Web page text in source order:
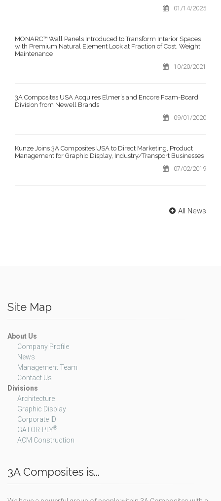
01/14/2025
MONARC™ Wall Panels Introduced to Transform Interior Spaces
with Premium Natural Element Look at Fraction of Cost, Weight,
Maintenance
10/20/2021
3A Composites USA Acquires Elmer’s and Encore Foam-Board
Division from Newell Brands
09/01/2020
Kunze Joins 3A Composites USA to Direct Marketing, Product
Management for Graphic Display, Industry/Transport Businesses
07/02/2019
All News
Site Map
About Us
Company Profile
News
Management Team
Contact Us
Divisions
Architecture
Graphic Display
Corporate ID
GATOR-PLY®
ACM Construction
3A Composites is...